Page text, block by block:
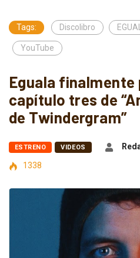
Tags: Discolibro
YouTube
Eguala finalmente
capítulo tres de
de Twindergram”
ESTRENO VIDEOS
1338